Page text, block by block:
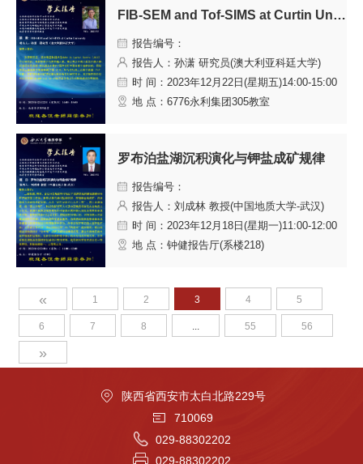
FIB-SEM and Tof-SIMS at Curtin University
报告编号：
报告人：孙潇 研究员(澳大利亚科廷大学)
时 间：2023年12月22日(星期五)14:00-15:00
地 点：6776永利集团305教室
罗布泊盐湖沉积演化与钾盐成矿规律
报告编号：
报告人：刘成林 教授(中国地质大学-武汉)
时 间：2023年12月18日(星期一)11:00-12:00
地 点：钟健报告厅(系楼218)
« 1 2 3 4 5
6 7 8 ... 55 56
»
陕西省西安市太白北路229号
710069
029-88302202
029-88302202